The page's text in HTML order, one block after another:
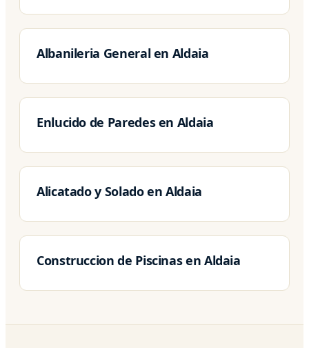
Albanileria General en Aldaia
Enlucido de Paredes en Aldaia
Alicatado y Solado en Aldaia
Construccion de Piscinas en Aldaia